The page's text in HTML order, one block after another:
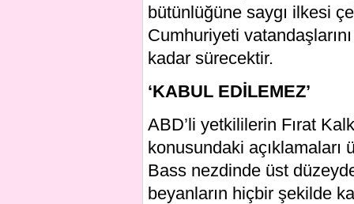
bütünlüğüne saygı ilkesi
Cumhuriyeti
kadar sürecektir.
‘KABUL EDİLEMEZ’
ABD’li yetkililerin Fırat
konusundaki açıklamaları
Bass nezdinde üst
beyanların hiçbir şekilde